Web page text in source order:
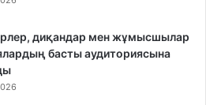
диқандар мен жұмысшылар
басты аудиториясына